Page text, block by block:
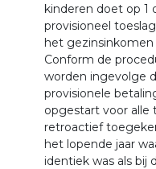
kinderen doet op 1
provisioneel
het gezinsinkomen
Conform de
worden ingevolge
provisionele
opgestart voor
retroactief
het lopende jaar
identiek was als bij